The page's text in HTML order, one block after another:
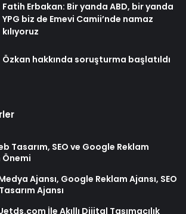
Fatih Erbakan: Bir yanda ABD, bir yanda
YPG biz de Emevi Camii’nde namaz
kılıyoruz
Özkan hakkında soruşturma başlatıldı
Tasarım, SEO ve Google Reklam
Önemi
Ajansı, Google Reklam Ajansı, SEO
Ajansı
İle Akıllı Dijital Taşımacılık